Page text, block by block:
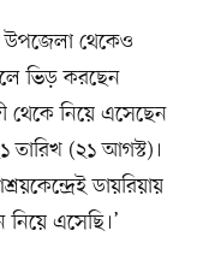
উপজেলা থেকেও
ভিড় করছেন
থেকে নিয়ে এসেছেন
তারিখ (২১ আগস্ট)।
ডায়রিয়ায়
এসেছি।’